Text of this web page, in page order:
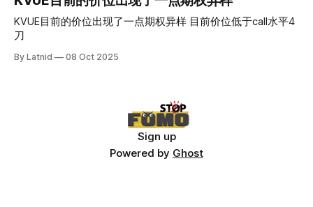
KVUE目前的价位出现了一点期权异样 目前价位低于call水平4
刀
By Latnid 08 Oct 2025
Sign up
Powered by Ghost